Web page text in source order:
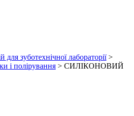
для зуботехнічної лабораторії>
і полірування > СИЛІКОНОВИЙ